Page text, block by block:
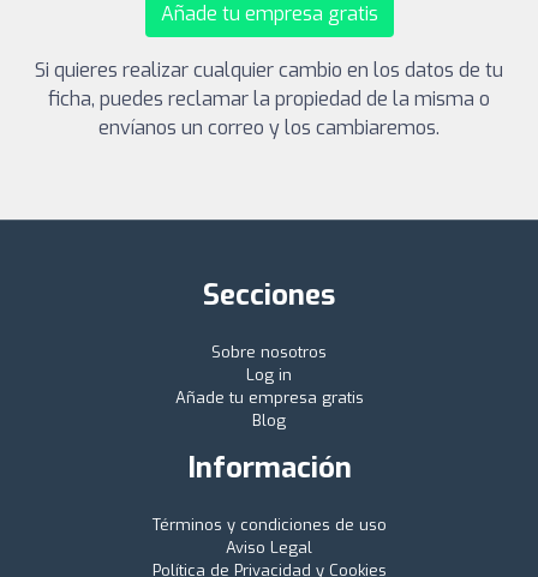
Añade tu empresa gratis
Si quieres realizar cualquier cambio en los datos de tu
ficha, puedes reclamar la propiedad de la misma o
envíanos un correo y los cambiaremos.
Secciones
Sobre nosotros
Log in
Añade tu empresa gratis
Blog
Información
Términos y condiciones de uso
Aviso Legal
Política de Privacidad y Cookies